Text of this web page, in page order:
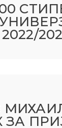
ЗА